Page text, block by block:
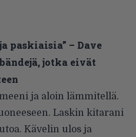
paskiaisia” – Dave
jotka eivät
ja aloin lämmitellä.
Laskin kitarani
Kävelin ulos ja